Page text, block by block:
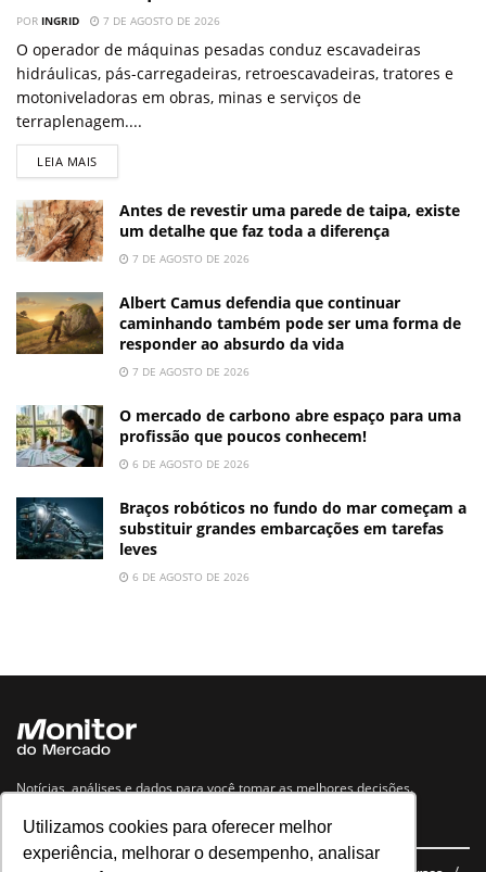
Utilizamos cookies para oferecer melhor
experiência, melhorar o desempenho, analisar
POR INGRID 7 DE AGOSTO DE 2026
O operador de máquinas pesadas conduz escavadeiras
hidráulicas, pás-carregadeiras, retroescavadeiras, tratores e
motoniveladoras em obras, minas e serviços de
terraplenagem....
LEIA MAIS
Antes de revestir uma parede de taipa, existe
um detalhe que faz toda a diferença
7 DE AGOSTO DE 2026
Albert Camus defendia que continuar
caminhando também pode ser uma forma de
responder ao absurdo da vida
7 DE AGOSTO DE 2026
O mercado de carbono abre espaço para uma
profissão que poucos conhecem!
6 DE AGOSTO DE 2026
Braços robóticos no fundo do mar começam a
substituir grandes embarcações em tarefas
leves
6 DE AGOSTO DE 2026
Notícias, análises e dados para você tomar as melhores decisões.
Navegue no site